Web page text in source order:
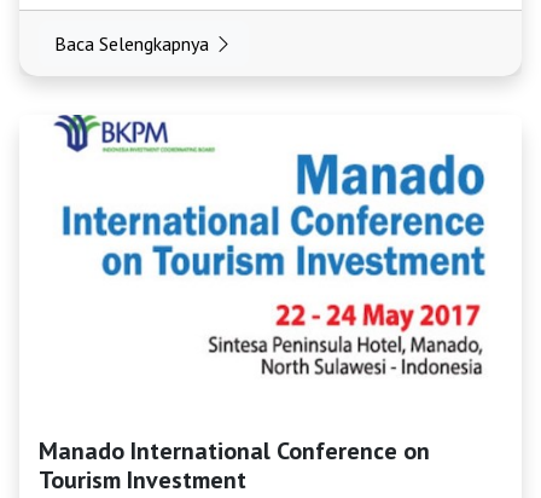
Baca Selengkapnya
Manado International Conference on
Tourism Investment